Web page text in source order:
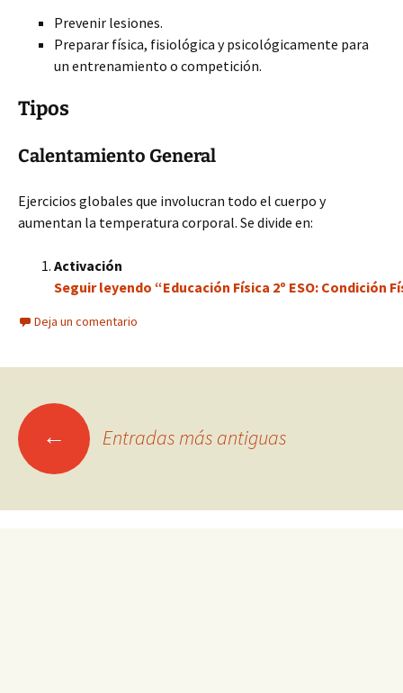
Prevenir lesiones.
Preparar física, fisiológica y psicológicamente para
un entrenamiento o competición.
Tipos
Calentamiento General
Ejercicios globales que involucran todo el cuerpo y
aumentan la temperatura corporal. Se divide en:
Activación
Seguir leyendo “Educación Física 2º ESO: Condición
Deja un comentario
Ir ← Entradas más antiguas